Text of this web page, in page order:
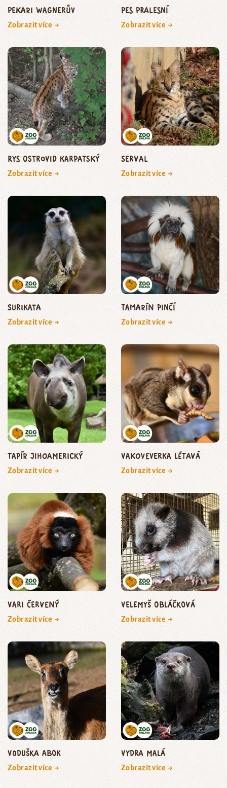
pekari Wagnerův
Zobrazit více →
pes pralesní
Zobrazit více →
rys ostrovid karpatský
Zobrazit více →
serval
Zobrazit více →
surikata
Zobrazit více →
tamarín pinčí
Zobrazit více →
tapír jihoamerický
Zobrazit více →
vakoveverka létavá
Zobrazit více →
vari červený
Zobrazit více →
velemyš obláčková
Zobrazit více →
voduška abok
Zobrazit více →
vydra malá
Zobrazit více →